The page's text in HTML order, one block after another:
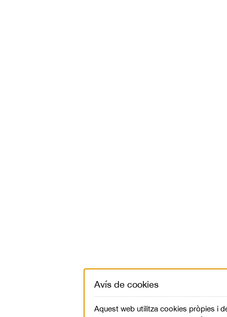
Avís de cookies
Aquest web utilitza cookies pròpies i